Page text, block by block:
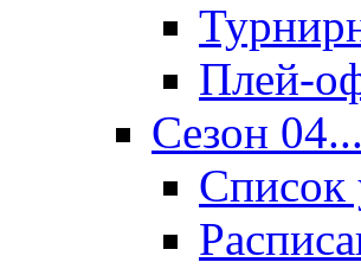
Плей-
Сезон 04...
Список